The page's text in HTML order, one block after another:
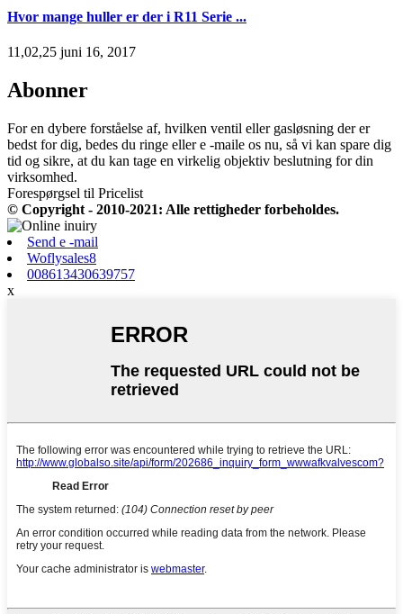
Hvor mange huller er der i R11 Serie ...
11,02,25 juni 16, 2017
Abonner
For en dybere forståelse af, hvilken ventil eller gasløsning der er
bedst for dig, bedes du ringe eller e -maile os nu, så vi kan spare dig
tid og sikre, at du kan tage en virkelig objektiv beslutning for din
virksomhed.
Forespørgsel til Pricelist
© Copyright - 2010-2021: Alle rettigheder forbeholdes.
Send e -mail
Woflysales8
008613430639757
x